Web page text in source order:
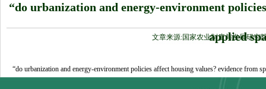
“do urbanization and energy-environment
applied
文章来源:国家农业制度与发展研究
“do urbanization and energy-environment policies affect housing values? evidence from